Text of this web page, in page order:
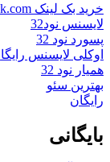
خرید بک لینک behtarinbacklink.com
لایسنس نود32
پسورد نود 32
اوکلی لایسنس رایگان
همیار نود 32
بهترین سئو
رایگان
بایگانی